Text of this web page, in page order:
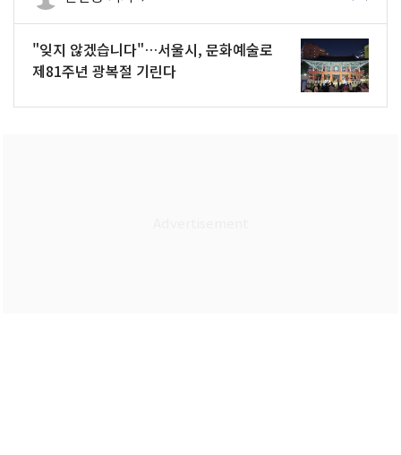
"잊지 않겠습니다"…서울시, 문화예술로
제81주년 광복절 기린다